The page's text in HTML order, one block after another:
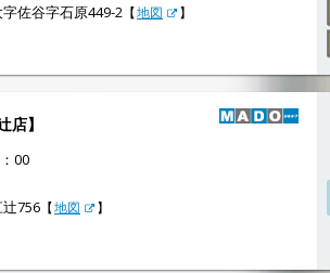
佐谷字石原449-2 【地図 】
店】
00
756 【地図 】